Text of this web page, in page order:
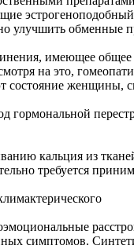
обменные
имеющее
на это,
состояние женщины,
гормональной
кальция из
требуется
симптомов.